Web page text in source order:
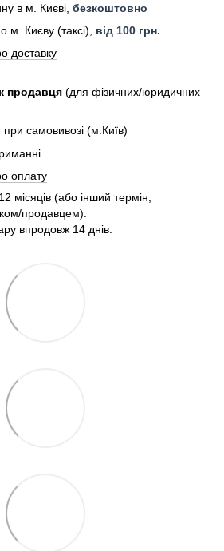
в м. Києві, безкоштовно
м. Києву (таксі), від 100 грн.
доставку
продавця (для фізичних/юридичних
при самовивозі (м.Київ)
оплату
місяців (або інший термін,
продавцем).
впродовж 14 днів.